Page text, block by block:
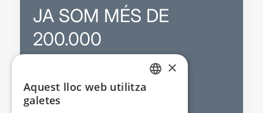
JA SOM MÉS DE
200.000
Sortejos exclusius
×
Aquest lloc web utilitza
galetes